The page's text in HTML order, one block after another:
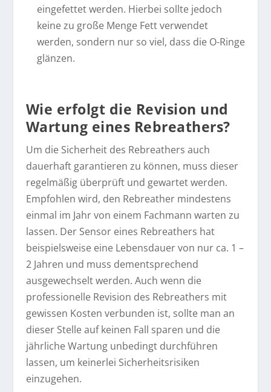
eingefettet werden. Hierbei sollte jedoch
keine zu große Menge Fett verwendet
werden, sondern nur so viel, dass die O-Ringe
glänzen.
Wie erfolgt die Revision und
Wartung eines Rebreathers?
Um die Sicherheit des Rebreathers auch
dauerhaft garantieren zu können, muss dieser
regelmäßig überprüft und gewartet werden.
Empfohlen wird, den Rebreather mindestens
einmal im Jahr von einem Fachmann warten zu
lassen. Der Sensor eines Rebreathers hat
beispielsweise eine Lebensdauer von nur ca. 1 –
2 Jahren und muss dementsprechend
ausgewechselt werden. Auch wenn die
professionelle Revision des Rebreathers mit
gewissen Kosten verbunden ist, sollte man an
dieser Stelle auf keinen Fall sparen und die
jährliche Wartung unbedingt durchführen
lassen, um keinerlei Sicherheitsrisiken
einzugehen.